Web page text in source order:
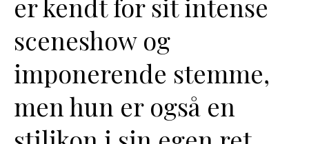
er kendt for sit intense
sceneshow og
imponerende stemme,
men hun er også en